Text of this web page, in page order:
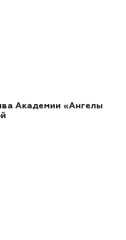
Академии «Ангелы